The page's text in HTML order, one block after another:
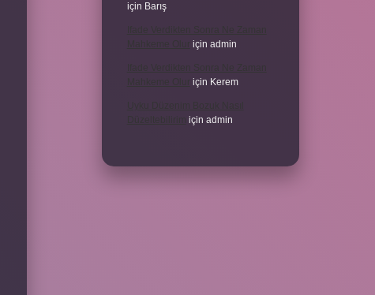
için Barış
için admin
için Kerem
için admin